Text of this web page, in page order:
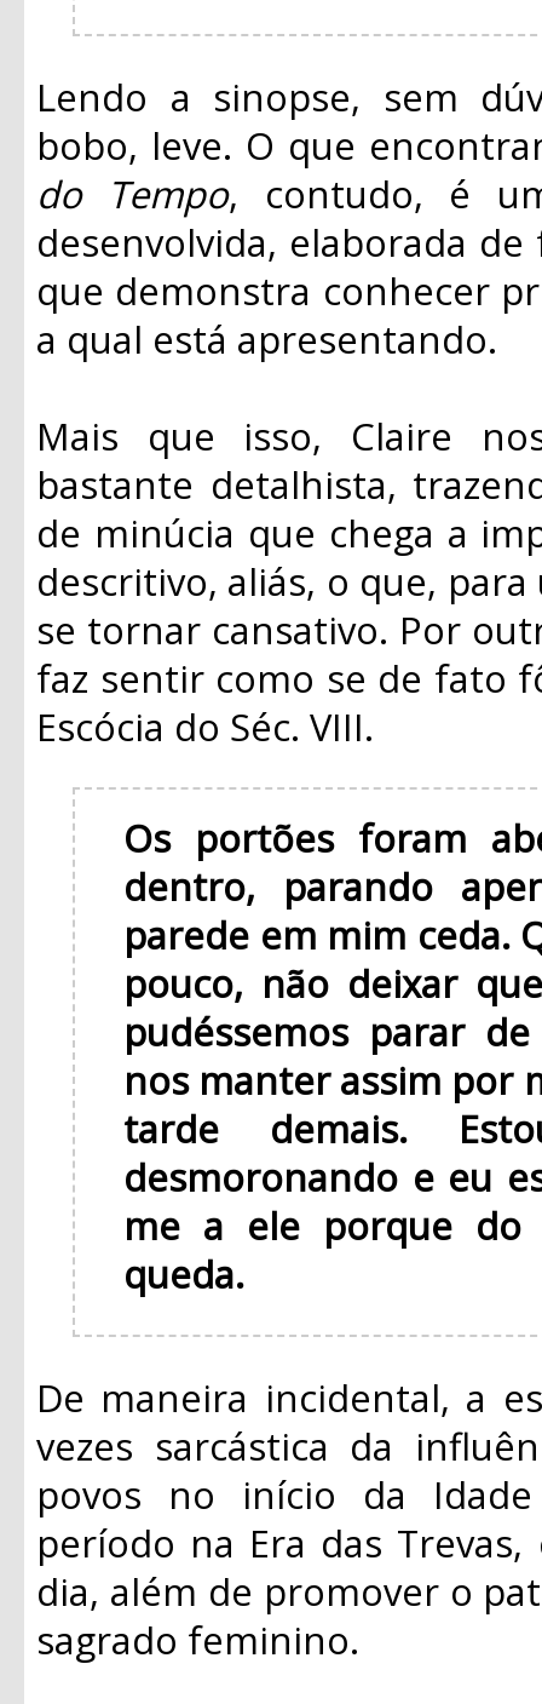
Lendo a sinopse, sem
bobo, leve. O que
do Tempo, contudo, é
desenvolvida, elaborada
que demonstra conhecer
a qual está apresentando.
Mais que isso, Claire
bastante detalhista,
de minúcia que chega a
descritivo, aliás, o que,
se tornar cansativo. Por
faz sentir como se de fato
Escócia do Séc. VIII.
Os portões foram
dentro, parando
parede em mim ceda.
pouco, não deixar
pudéssemos parar
nos manter assim por
tarde demais.
desmoronando e eu
me a ele porque do
queda.
De maneira incidental, a
vezes sarcástica da
povos no início da
período na Era das
dia, além de promover o
sagrado feminino.